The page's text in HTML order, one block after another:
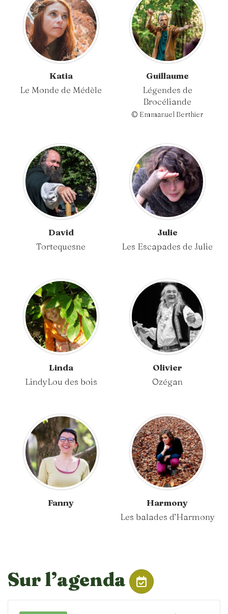
Katia
Le Monde de Médèle
Guillaume
Légendes de
Brocéliande
© Emmanuel Berthier
David
Tortequesne
Julie
Les Escapades de Julie
Linda
LindyLou des bois
Olivier
Ozégan
Fanny
Harmony
Les balades d’Harmony
Sur l’agenda